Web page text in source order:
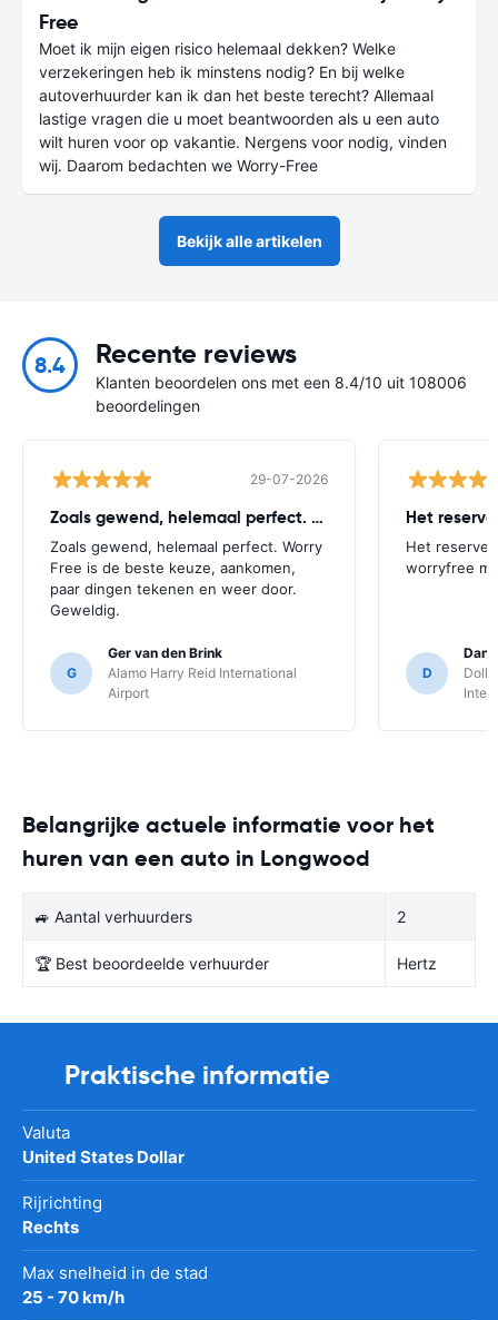
Free
Moet ik mijn eigen risico helemaal dekken? Welke
verzekeringen heb ik minstens nodig? En bij welke
autoverhuurder kan ik dan het beste terecht? Allemaal
lastige vragen die u moet beantwoorden als u een auto
wilt huren voor op vakantie. Nergens voor nodig, vinden
wij. Daarom bedachten we Worry-Free
Bekijk alle artikelen
8.4 Recente reviews
Klanten beoordelen ons met een 8.4/10 uit 108006
beoordelingen
29-07-2026
Zoals gewend, helemaal perfect. Worry
Zoals gewend, helemaal perfect. Worry
Free is de beste keuze, aankomen,
paar dingen tekenen en weer door.
Geweldig.
G
Ger van den Brink
Alamo Harry Reid International
Airport
Het
Het
worryfree
D
Belangrijke actuele informatie voor het
huren van een auto in Longwood
🚙 Aantal verhuurders 2
🏆 Best beoordeelde verhuurder Hertz
Praktische informatie
Valuta
United States Dollar
Rijrichting
Rechts
Max snelheid in de stad
25 - 70 km/h